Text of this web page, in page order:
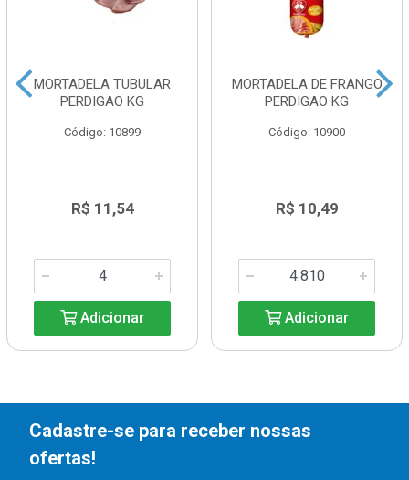
MORTADELA TUBULAR
PERDIGAO KG
Código: 10899
R$ 11,54
Adicionar
MORTADELA DE FRANGO
PERDIGAO KG
Código: 10900
R$ 10,49
Adicionar
Cadastre-se para receber nossas
ofertas!